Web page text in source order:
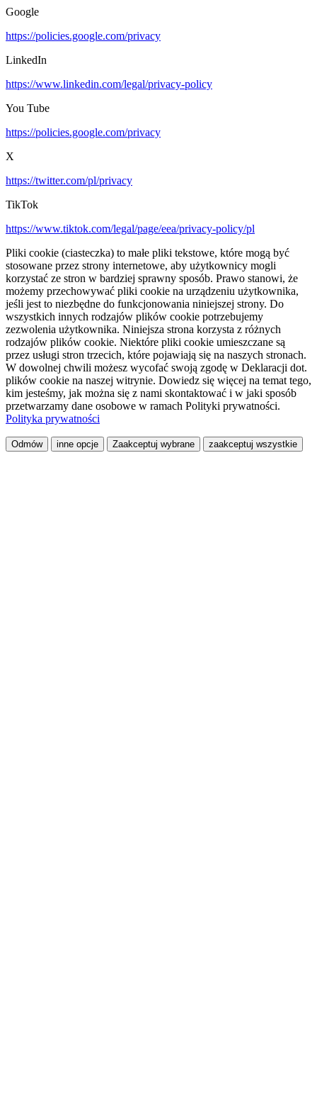
Google
https://policies.google.com/privacy
LinkedIn
https://www.linkedin.com/legal/privacy-policy
You Tube
https://policies.google.com/privacy
X
https://twitter.com/pl/privacy
TikTok
https://www.tiktok.com/legal/page/eea/privacy-policy/pl
Pliki cookie (ciasteczka) to małe pliki tekstowe, które mogą być
stosowane przez strony internetowe, aby użytkownicy mogli
korzystać ze stron w bardziej sprawny sposób. Prawo stanowi, że
możemy przechowywać pliki cookie na urządzeniu użytkownika,
jeśli jest to niezbędne do funkcjonowania niniejszej strony. Do
wszystkich innych rodzajów plików cookie potrzebujemy
zezwolenia użytkownika. Niniejsza strona korzysta z różnych
rodzajów plików cookie. Niektóre pliki cookie umieszczane są
przez usługi stron trzecich, które pojawiają się na naszych stronach.
W dowolnej chwili możesz wycofać swoją zgodę w Deklaracji dot.
plików cookie na naszej witrynie. Dowiedz się więcej na temat tego,
kim jesteśmy, jak można się z nami skontaktować i w jaki sposób
przetwarzamy dane osobowe w ramach Polityki prywatności.
Polityka prywatności
Odmów inne opcje Zaakceptuj wybrane zaakceptuj wszystkie